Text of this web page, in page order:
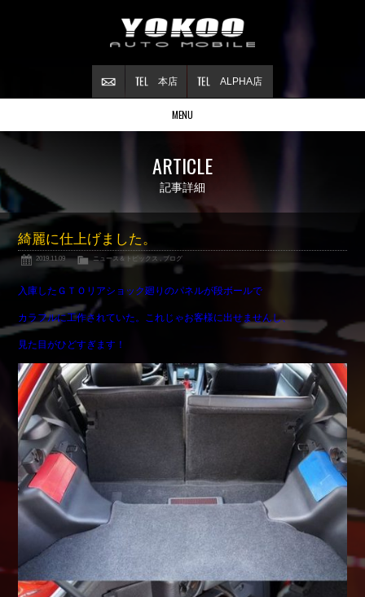
ALPHA店
本店
MENU
Stock list
Contract
ご成約情報
About NSX
NSXについて
Reflesh Plan
Trade in
買取査定
Blog
公式ブログ
Shop info.
店舗紹介
Company
会社概要
ARTICLE
記事詳細
綺麗に仕上げました。
2019.11.09 ニュース＆トピックス ,ブログ
入庫したＧＴＯリアショック廻りのパネルが段ボールで
カラフルに工作されていた。これじゃお客様に出せませんし、
見た目がひどすぎます！